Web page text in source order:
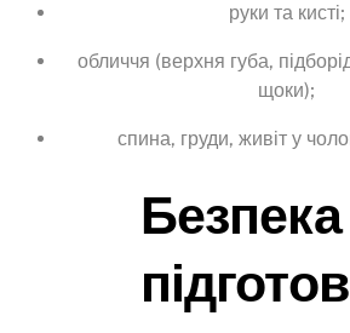
руки та кисті;
обличчя (верхня губа,
щоки);
спина, груди, живіт у
Безпека